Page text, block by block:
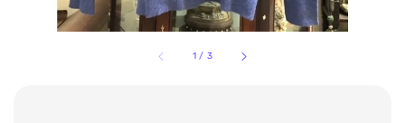
1 / 3